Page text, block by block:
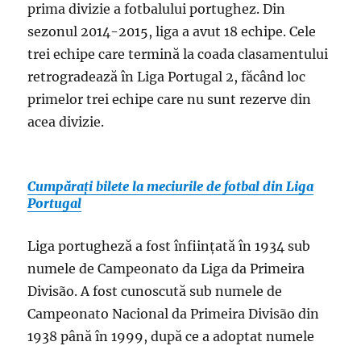
prima divizie a fotbalului portughez. Din
sezonul 2014-2015, liga a avut 18 echipe. Cele
trei echipe care termină la coada clasamentului
retrogradează în Liga Portugal 2, făcând loc
primelor trei echipe care nu sunt rezerve din
acea divizie.
Cumpărați bilete la meciurile de fotbal din Liga
Portugal
Liga portugheză a fost înființată în 1934 sub
numele de Campeonato da Liga da Primeira
Divisão. A fost cunoscută sub numele de
Campeonato Nacional da Primeira Divisão din
1938 până în 1999, după ce a adoptat numele